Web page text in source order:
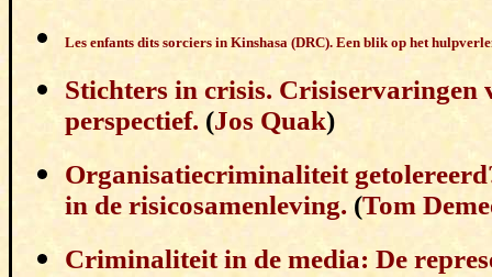
Les enfants dits sorciers in Kinshasa (DRC). Een blik op het
Stichters in crisis. Crisiservaringen
perspectief. (Jos Quak)
Organisatiecriminaliteit
in de risicosamenleving. (Tom
Criminaliteit in de media: De